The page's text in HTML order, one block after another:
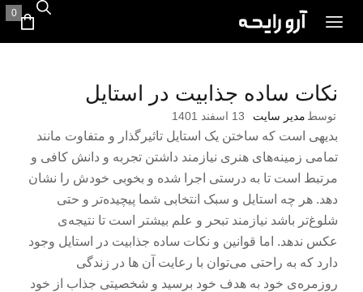
0
نکات ساده جذابیت در استایل
توسط مدیر سایت 13 اسفند 1401
بدیهی است که ساختن یک استایل تاثیرگذار و متفاوت مانند
تمامی زمینه‌های هنری نیازمند داشتن تجربه و دانش کافی و
مرتبط است تا به درستی اجرا شده و بخوبی خودش را نشان
دهد. هر چه استایل و سبک انتخابی شما پیچیده‌تر و حتی
شلوغ‌تر باشد نیازمند تبحر و علم بیشتر است تا نتیجه‌ی
عکس ندهد. اما قوانین و نکات ساده جذابیت در استایل وجود
دارد که به راحتی می‌توان با رعایت آن ها در زندگی
روزمره‌ی خود به هدف خود برسید و شخصیتی جذاب از خود